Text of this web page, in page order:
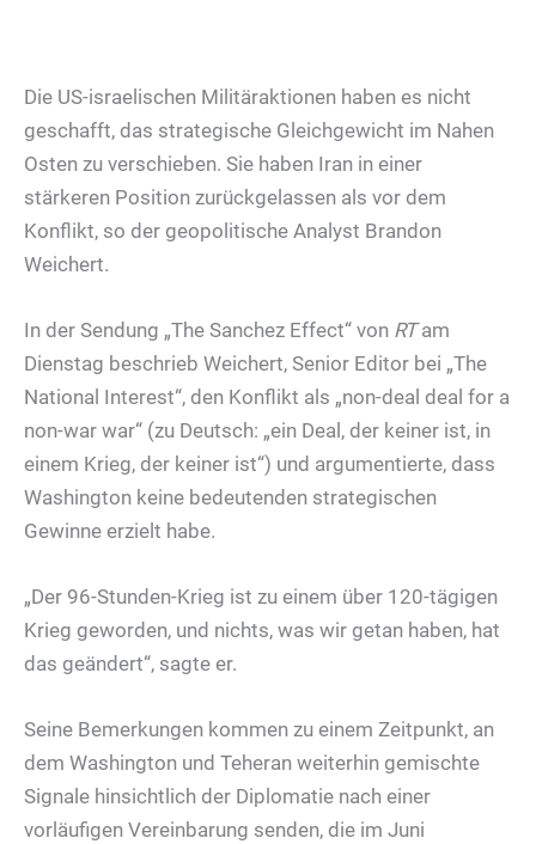
Die US-israelischen Militäraktionen haben es nicht
geschafft, das strategische Gleichgewicht im Nahen
Osten zu verschieben. Sie haben Iran in einer
stärkeren Position zurückgelassen als vor dem
Konflikt, so der geopolitische Analyst Brandon
Weichert.
In der Sendung „The Sanchez Effect“ von RTam
Dienstag beschrieb Weichert, Senior Editor bei „The
National Interest“, den Konflikt als „non-deal deal for a
non-war war“ (zu Deutsch: „ein Deal, der keiner ist, in
einem Krieg, der keiner ist“) und argumentierte, dass
Washington keine bedeutenden strategischen
Gewinne erzielt habe.
„Der 96-Stunden-Krieg ist zu einem über 120-tägigen
Krieg geworden, und nichts, was wir getan haben, hat
das geändert“, sagte er.
Seine Bemerkungen kommen zu einem Zeitpunkt, an
dem Washington und Teheran weiterhin gemischte
Signale hinsichtlich der Diplomatie nach einer
vorläufigen Vereinbarung senden, die im Juni